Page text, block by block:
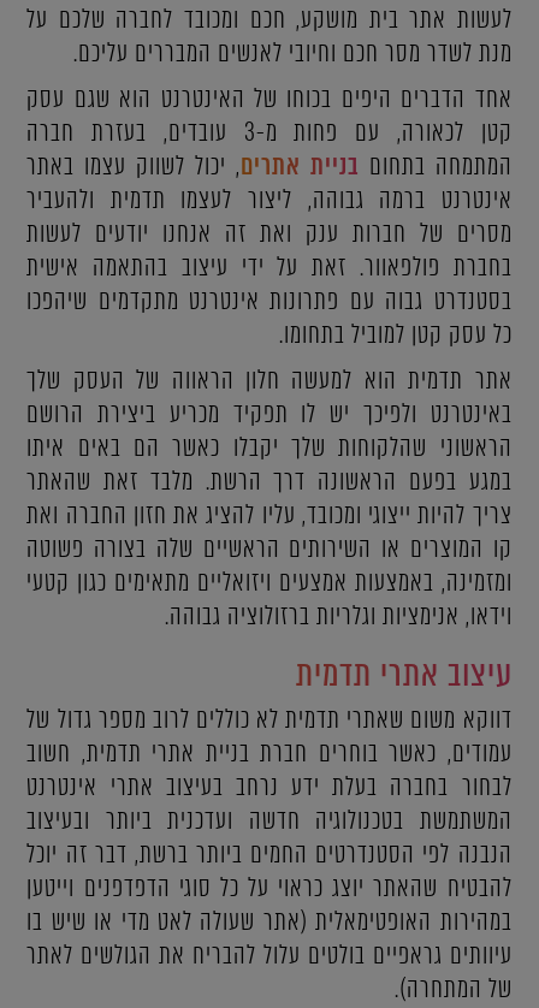
לעשות אתר בית מושקע, חכם ומכובד לחברה שלכם על
מנת לשדר מסר חכם וחיובי לאנשים המבררים עליכם.
אחד הדברים היפים בכוחו של האינטרנט הוא שגם עסק
קטן לכאורה, עם פחות מ-3 עובדים, בעזרת חברה
המתמחה בתחום בניית אתרים, יכול לשווק עצמו באתר
אינטרנט ברמה גבוהה, ליצור לעצמו תדמית ולהעביר
מסרים של חברות ענק ואת זה אנחנו יודעים לעשות
בחברת פולפאוור. זאת על ידי עיצוב בהתאמה אישית
בסטנדרט גבוה עם פתרונות אינטרנט מתקדמים שיהפכו
כל עסק קטן למוביל בתחומו.
אתר תדמית הוא למעשה חלון הראווה של העסק שלך
באינטרנט ולפיכך יש לו תפקיד מכריע ביצירת הרושם
הראשוני שהלקוחות שלך יקבלו כאשר הם באים איתו
במגע בפעם הראשונה דרך הרשת. מלבד זאת שהאתר
צריך להיות ייצוגי ומכובד, עליו להציג את חזון החברה ואת
קו המוצרים או השירותים הראשיים שלה בצורה פשוטה
ומזמינה, באמצעות אמצעים ויזואליים מתאימים כגון קטעי
וידאו, אנימציות וגלריות ברזולוציה גבוהה.
עיצוב אתרי תדמית
דווקא משום שאתרי תדמית לא כוללים לרוב מספר גדול של
עמודים, כאשר בוחרים חברת בניית אתרי תדמית, חשוב
לבחור בחברה בעלת ידע נרחב בעיצוב אתרי אינטרנט
המשתמשת בטכנולוגיה חדשה ועדכנית ביותר ובעיצוב
הנבנה לפי הסטנדרטים החמים ביותר ברשת, דבר זה יוכל
להבטיח שהאתר יוצג כראוי על כל סוגי הדפדפנים וייטען
במהירות האופטימאלית (אתר שעולה לאט מדי או שיש בו
עיוותים גראפיים בולטים עלול להבריח את הגולשים לאתר
של המתחרה).